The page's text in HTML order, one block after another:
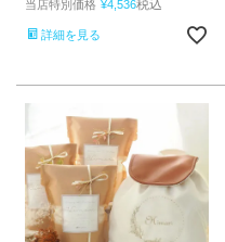
当店特別価格 ¥4,536税込
詳細を見る